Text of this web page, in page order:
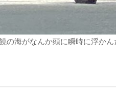
の海がなんか頭に瞬時に浮か